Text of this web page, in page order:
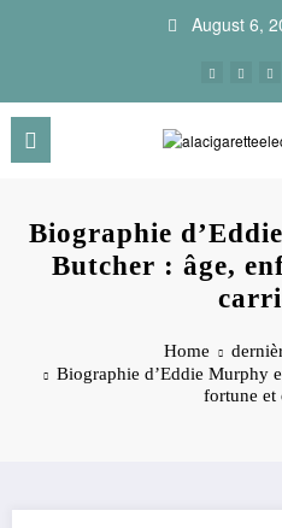
August 6,
Biographie
Butcher : âge,
Home
Biographie d’Eddie Murphy
fortune et